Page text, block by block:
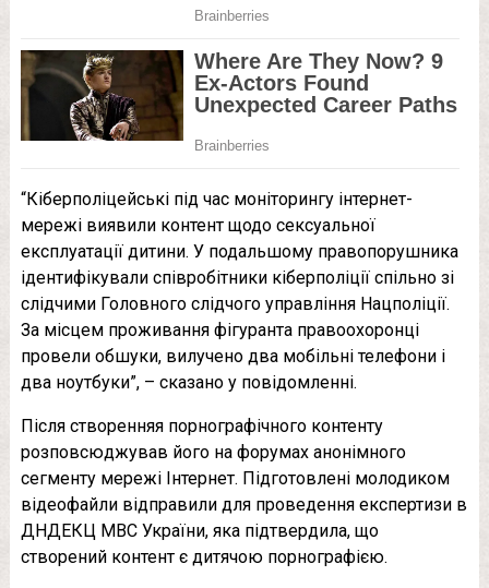
“Кіберполіцейські під час моніторингу інтернет-
мережі виявили контент щодо сексуальної
експлуатації дитини. У подальшому правопорушника
ідентифікували співробітники кіберполіції спільно зі
слідчими Головного слідчого управління Нацполіції.
За місцем проживання фігуранта правоохоронці
провели обшуки, вилучено два мобільні телефони і
два ноутбуки”, – сказано у повідомленні.
Після створенняя порнографічного контенту
розповсюджував його на форумах анонімного
сегменту мережі Інтернет. Підготовлені молодиком
відеофайли відправили для проведення експертизи в
ДНДЕКЦ МВС України, яка підтвердила, що
створений контент є дитячою порнографією.